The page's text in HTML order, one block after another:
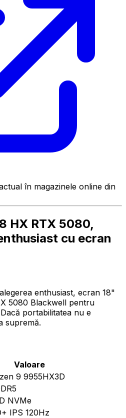
în magazinele online din
HX RTX 5080,
cu ecran
enthusiast, ecran 18"
5080 Blackwell pentru
portabilitatea nu e
supremă.
Valoare
9 9955HX3D
NVMe
IPS 120Hz